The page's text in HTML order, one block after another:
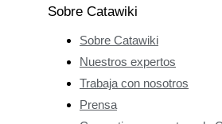
Sobre Catawiki
Sobre Catawiki
Nuestros expertos
Trabaja con nosotros
Prensa